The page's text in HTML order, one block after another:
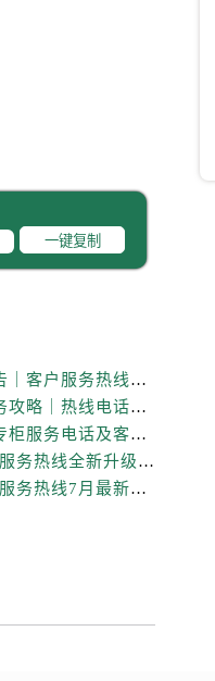
一键复制
2026年7月劳力士海口官方专柜信息公告｜客户服务热线+门店服务
2026年7月劳力士济南官方专柜客户服务攻略｜热线电话与信息全掌握
官方通告：2026年7月最新劳力士合肥专柜服务电话及客户热线公示
官方通知｜2026年劳力士深圳专柜客户服务热线全新升级（附7月最新专柜信息汇总）
官方攻略｜2026年劳力士海口专柜客户服务热线7月最新核验版